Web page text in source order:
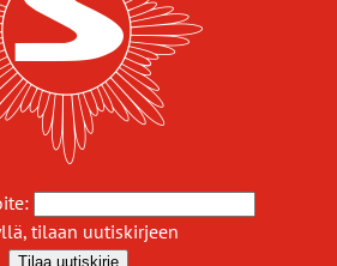
tilaan uutiskirjeen